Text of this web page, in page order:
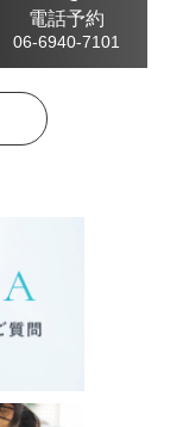
電話予約
06-6940-7101